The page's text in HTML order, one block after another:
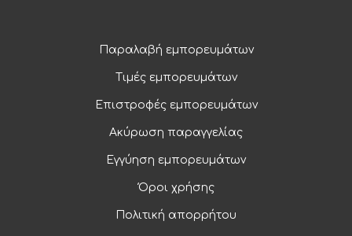
Παραλαβή εμπορευμάτων
Τιμές εμπορευμάτων
Επιστροφές εμπορευμάτων
Ακύρωση παραγγελίας
Εγγύηση εμπορευμάτων
Όροι χρήσης
Πολιτική απορρήτου